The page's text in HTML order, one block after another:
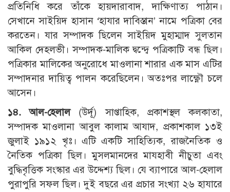
প্রতিনিধি করে তাঁকে হায়দারাবাদ, দাক্ষিণাত্য পাঠান।
সেখানে সাইয়িদ হাসান ‘হাযার দাবিস্তান’ নামে পত্রিকা বের
করতেন। যার সম্পাদক ছিলেন সাইয়িদ মুহাম্মাদ সুলতান
আকিল দেহলভী। সম্পাদক-মালিক দ্বন্দ্বে পত্রিকাটি বন্ধ ছিল।
পত্রিকার মালিকের অনুরোধে মাওলানা শারার এক মাস এটির
সম্পাদনার দায়িত্ব পালন করেছিলেন। অতঃপর লাক্ষ্ণৌ চলে
আসেন।
১৪. আল-হেলাল(উর্দূ) সাপ্তাহিক, প্রকাশস্থল কলকাতা,
সম্পাদক মাওলানা আবুল কালাম আযাদ, প্রকাশকাল ১৩ই
জুলাই ১৯১২ খৃঃ। এটি একটি সাহিত্যিক, রাজনৈতিক ও
নৈতিক পত্রিকা ছিল। মুসলমানদের মাযহাবী নীচুতা এবং
বুদ্ধিবৃত্তিক সংস্কার এর উদ্দেশ্য ছিল। যে ব্যাপারে আল-হেলাল
পুরাপুরি সফল ছিল। দুই বছরে এর প্রচার সংখ্যা ২৬ হাযারে